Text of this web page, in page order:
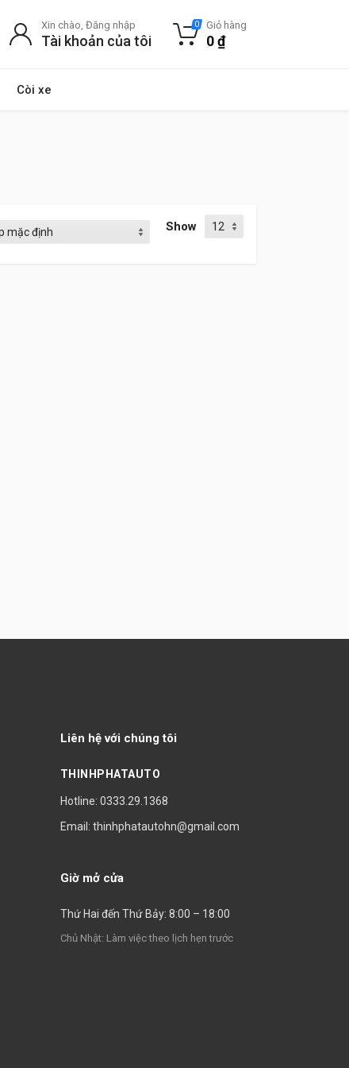
Còi xe
Xin chào, Đăng nhập
Tài khoản của tôi
0 Giỏ hàng
0₫
Show
Liên hệ với chúng tôi
THINHPHATAUTO
Hotline: 0333.29.1368
Email: thinhphatautohn@gmail.com
Giờ mở cửa
Thứ Hai đến Thứ Bảy: 8:00 – 18:00
Chủ Nhật: Làm việc theo lịch hẹn trước